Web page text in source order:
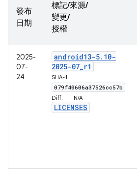
發布
日期
標記/來源/
變更/
授權
2025-
07-
24
android13-5. 10-
2025-07_r1
SHA-1:
079f40606a37526cc57b
Diff: N/A
LICENSES